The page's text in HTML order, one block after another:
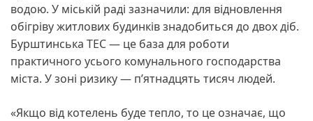
водою. У міській раді зазначили: для відновлення
обігріву житлових будинків знадобиться до двох діб.
Бурштинська ТЕС — це база для роботи
практичного усього комунального господарства
міста. У зоні ризику — п’ятнадцять тисяч людей.
«Якщо від котелень буде тепло, то це означає, що